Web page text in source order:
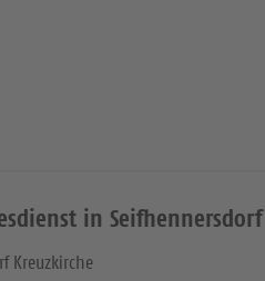
in Seifhennersdorf
Kreuzkirche